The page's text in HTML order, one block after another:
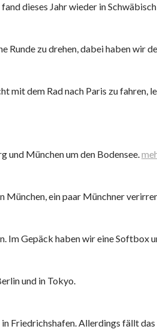
dieses Jahr wieder in
Runde zu drehen, dabei haben wir
dem Rad nach Paris zu fahren,
und München um den Bodensee.
München, ein paar Münchner
Im Gepäck haben wir eine Softbox
und in Tokyo.
Friedrichshafen. Allerdings fällt das